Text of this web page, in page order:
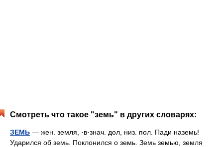
Смотреть что такое "земь" в других словарях:
ЗЕМЬ — жен. земля, ·в·знач. дол, низ. пол. Пади наземь!
Ударился об земь. Поклонился о земь. Земь земью, земля